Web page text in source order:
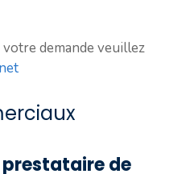
demande veuillez
prestataire de